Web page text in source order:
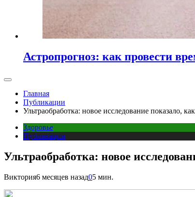
Астропрогноз: как провести
Главная
Публикации
Ультраобработка: новое исследование показало,
Здоровье
Публикации
Ультраобработка: новое
Виктория6 месяцев назад05 мин.